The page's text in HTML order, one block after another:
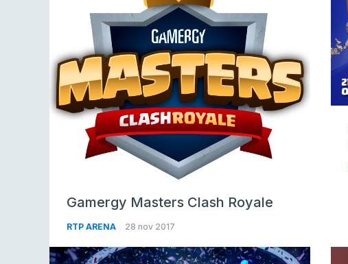
Gamergy Masters Clash Royale
RTP ARENA 28 nov 2017